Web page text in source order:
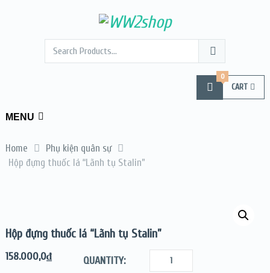
CART
0
MENU
Home
Phụ kiện quân sự
Hộp đựng thuốc lá “Lãnh tụ Stalin”
Hộp đựng thuốc lá “Lãnh tụ Stalin”
158.000,0₫ QUANTITY: